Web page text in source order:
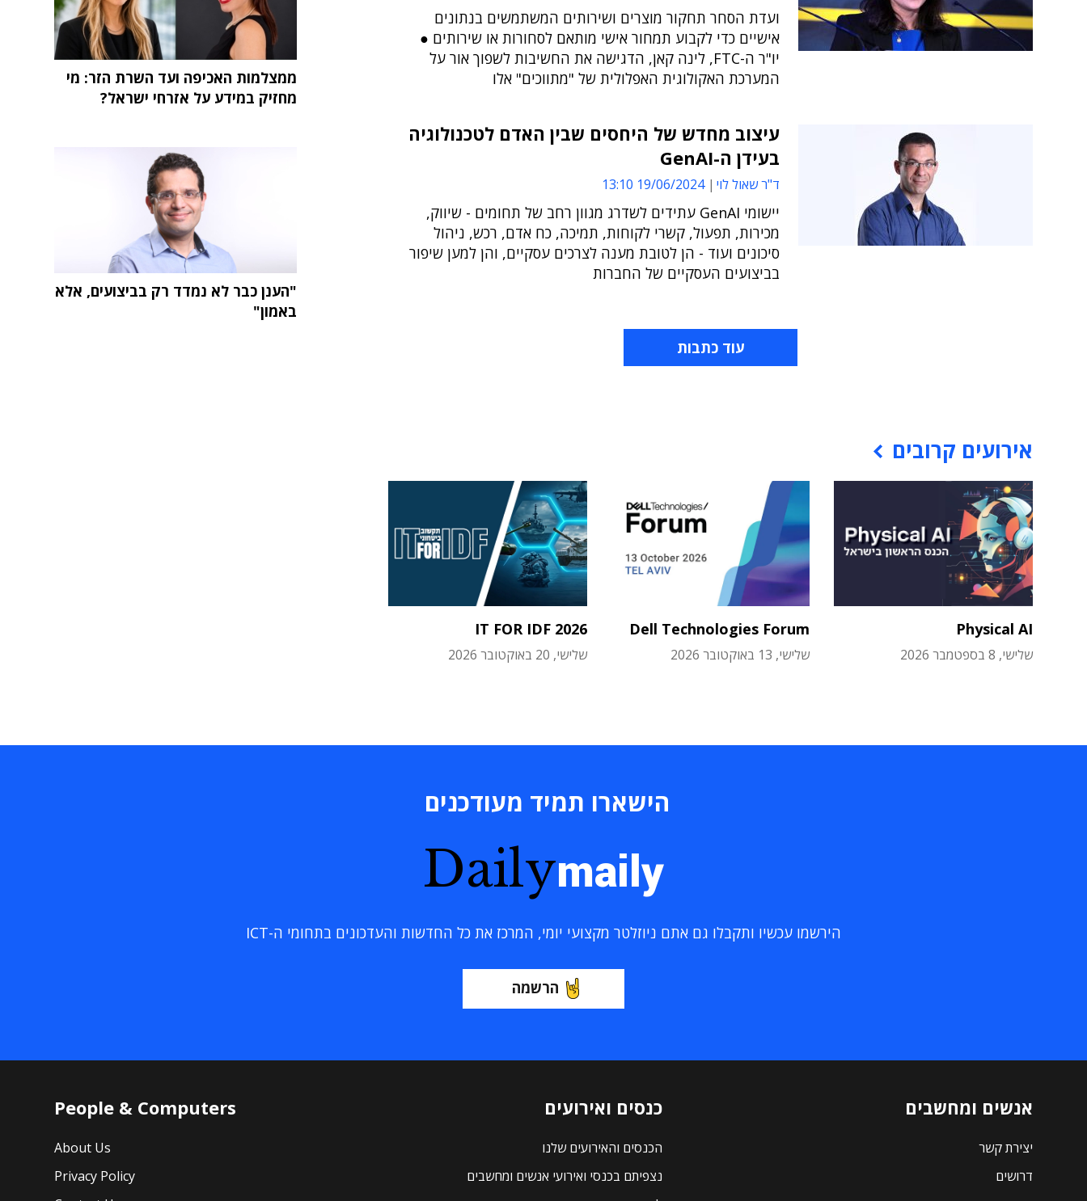
ועדת הסחר תחקור מוצרים ושירותים המשתמשים בנתונים
אישיים כדי לקבוע תמחור אישי מותאם לסחורות או שירותים ●
יו"ר ה-FTC, לינה קאן, הדגישה את החשיבות לשפוך אור על
המערכת האקולוגית האפלולית של "מתווכים" אלו
עיצוב מחדש של היחסים שבין האדם לטכנולוגיה
בעידן ה-GenAI
ד"ר שאול לוי 19/06/2024 13:10
יישומי GenAI עתידים לשדרג מגוון רחב של תחומים - שיווק,
מכירות, תפעול, קשרי לקוחות, תמיכה, כח אדם, רכש, ניהול
סיכונים ועוד - הן לטובת מענה לצרכים עסקיים, והן למען שיפור
בביצועים העסקיים של החברות
עוד כתבות
אירועים קרובים
Physical AI
שלישי, 8 בספטמבר 2026
Dell Technologies Forum
שלישי, 13 באוקטובר 2026
IT FOR IDF 2026
שלישי, 20 באוקטובר 2026
ממצלמות האכיפה ועד השרת הזר: מי
מחזיק במידע על אזרחי ישראל?
"הענן כבר לא נמדד רק בביצועים, אלא
באמון"
הישארו תמיד מעודכנים
Dailymaily
הירשמו עכשיו ותקבלו גם אתם ניוזלטר מקצועי יומי, המרכז את כל החדשות והעדכונים בתחומי ה-ICT
הרשמה
אנשים ומחשבים
יצירת קשר
דרושים
כנסים ואירועים
הכנסים והאירועים שלנו
נצפיתם בכנסי ואירועי אנשים ומחשבים
People & Computers
About Us
Privacy Policy